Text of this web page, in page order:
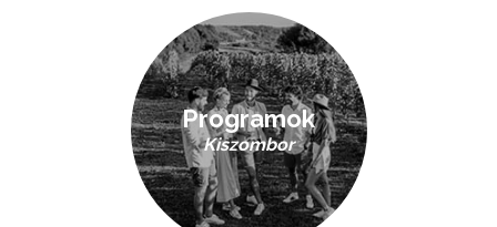
Programok
Kiszombor